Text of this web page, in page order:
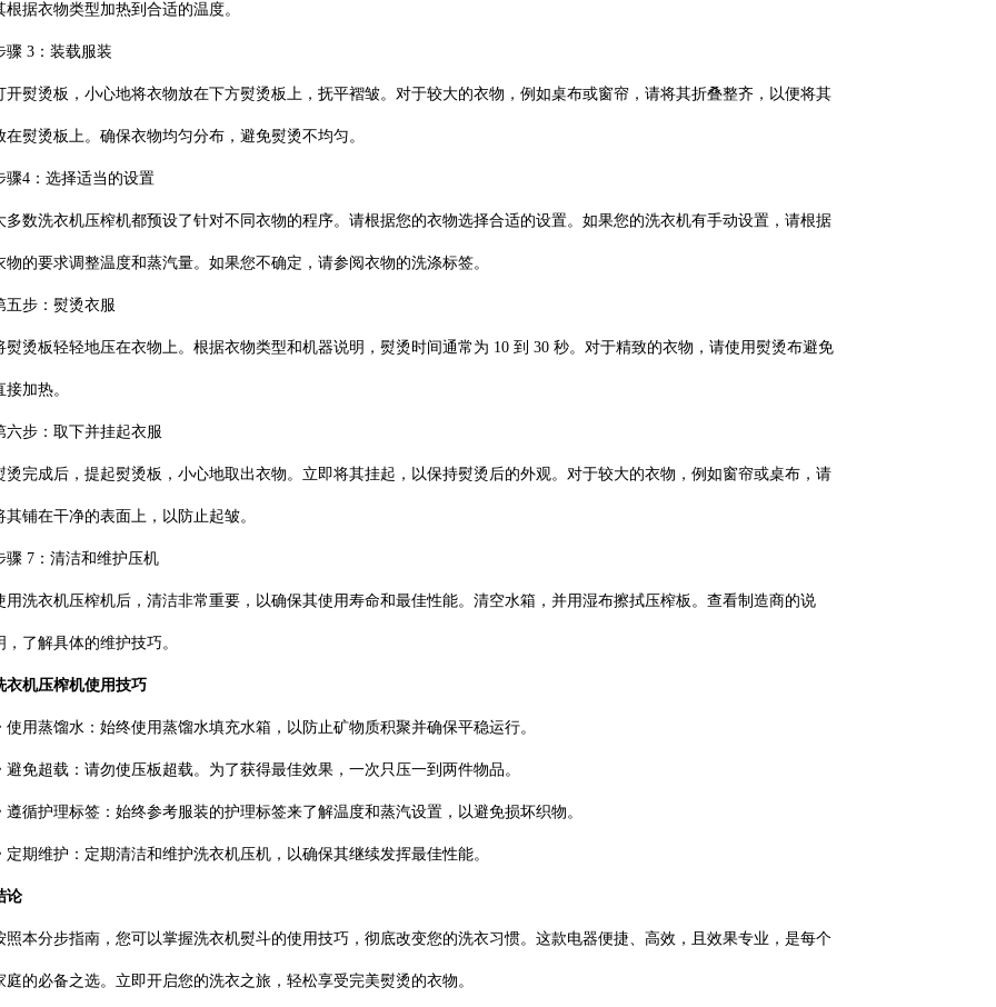
根据衣物类型加热到合适的温度。
骤 3：装载服装
开熨烫板，小心地将衣物放在下方熨烫板上，抚平褶皱。对于较大的衣物，例如桌布或窗帘，请将其折叠整齐，以便将其
在熨烫板上。确保衣物均匀分布，避免熨烫不均匀。
骤4：选择适当的设置
多数洗衣机压榨机都预设了针对不同衣物的程序。请根据您的衣物选择合适的设置。如果您的洗衣机有手动设置，请根据
物的要求调整温度和蒸汽量。如果您不确定，请参阅衣物的洗涤标签。
五步：熨烫衣服
熨烫板轻轻地压在衣物上。根据衣物类型和机器说明，熨烫时间通常为 10 到 30 秒。对于精致的衣物，请使用熨烫布避免
接加热。
六步：取下并挂起衣服
烫完成后，提起熨烫板，小心地取出衣物。立即将其挂起，以保持熨烫后的外观。对于较大的衣物，例如窗帘或桌布，请
其铺在干净的表面上，以防止起皱。
骤 7：清洁和维护压机
用洗衣机压榨机后，清洁非常重要，以确保其使用寿命和最佳性能。清空水箱，并用湿布擦拭压榨板。查看制造商的说
，了解具体的维护技巧。
衣机压榨机使用技巧
使用蒸馏水：始终使用蒸馏水填充水箱，以防止矿物质积聚并确保平稳运行。
避免超载：请勿使压板超载。为了获得最佳效果，一次只压一到两件物品。
遵循护理标签：始终参考服装的护理标签来了解温度和蒸汽设置，以避免损坏织物。
定期维护：定期清洁和维护洗衣机压机，以确保其继续发挥最佳性能。
论
照本分步指南，您可以掌握洗衣机熨斗的使用技巧，彻底改变您的洗衣习惯。这款电器便捷、高效，且效果专业，是每个
庭的必备之选。立即开启您的洗衣之旅，轻松享受完美熨烫的衣物。